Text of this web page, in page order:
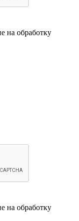
на обработку
на обработку